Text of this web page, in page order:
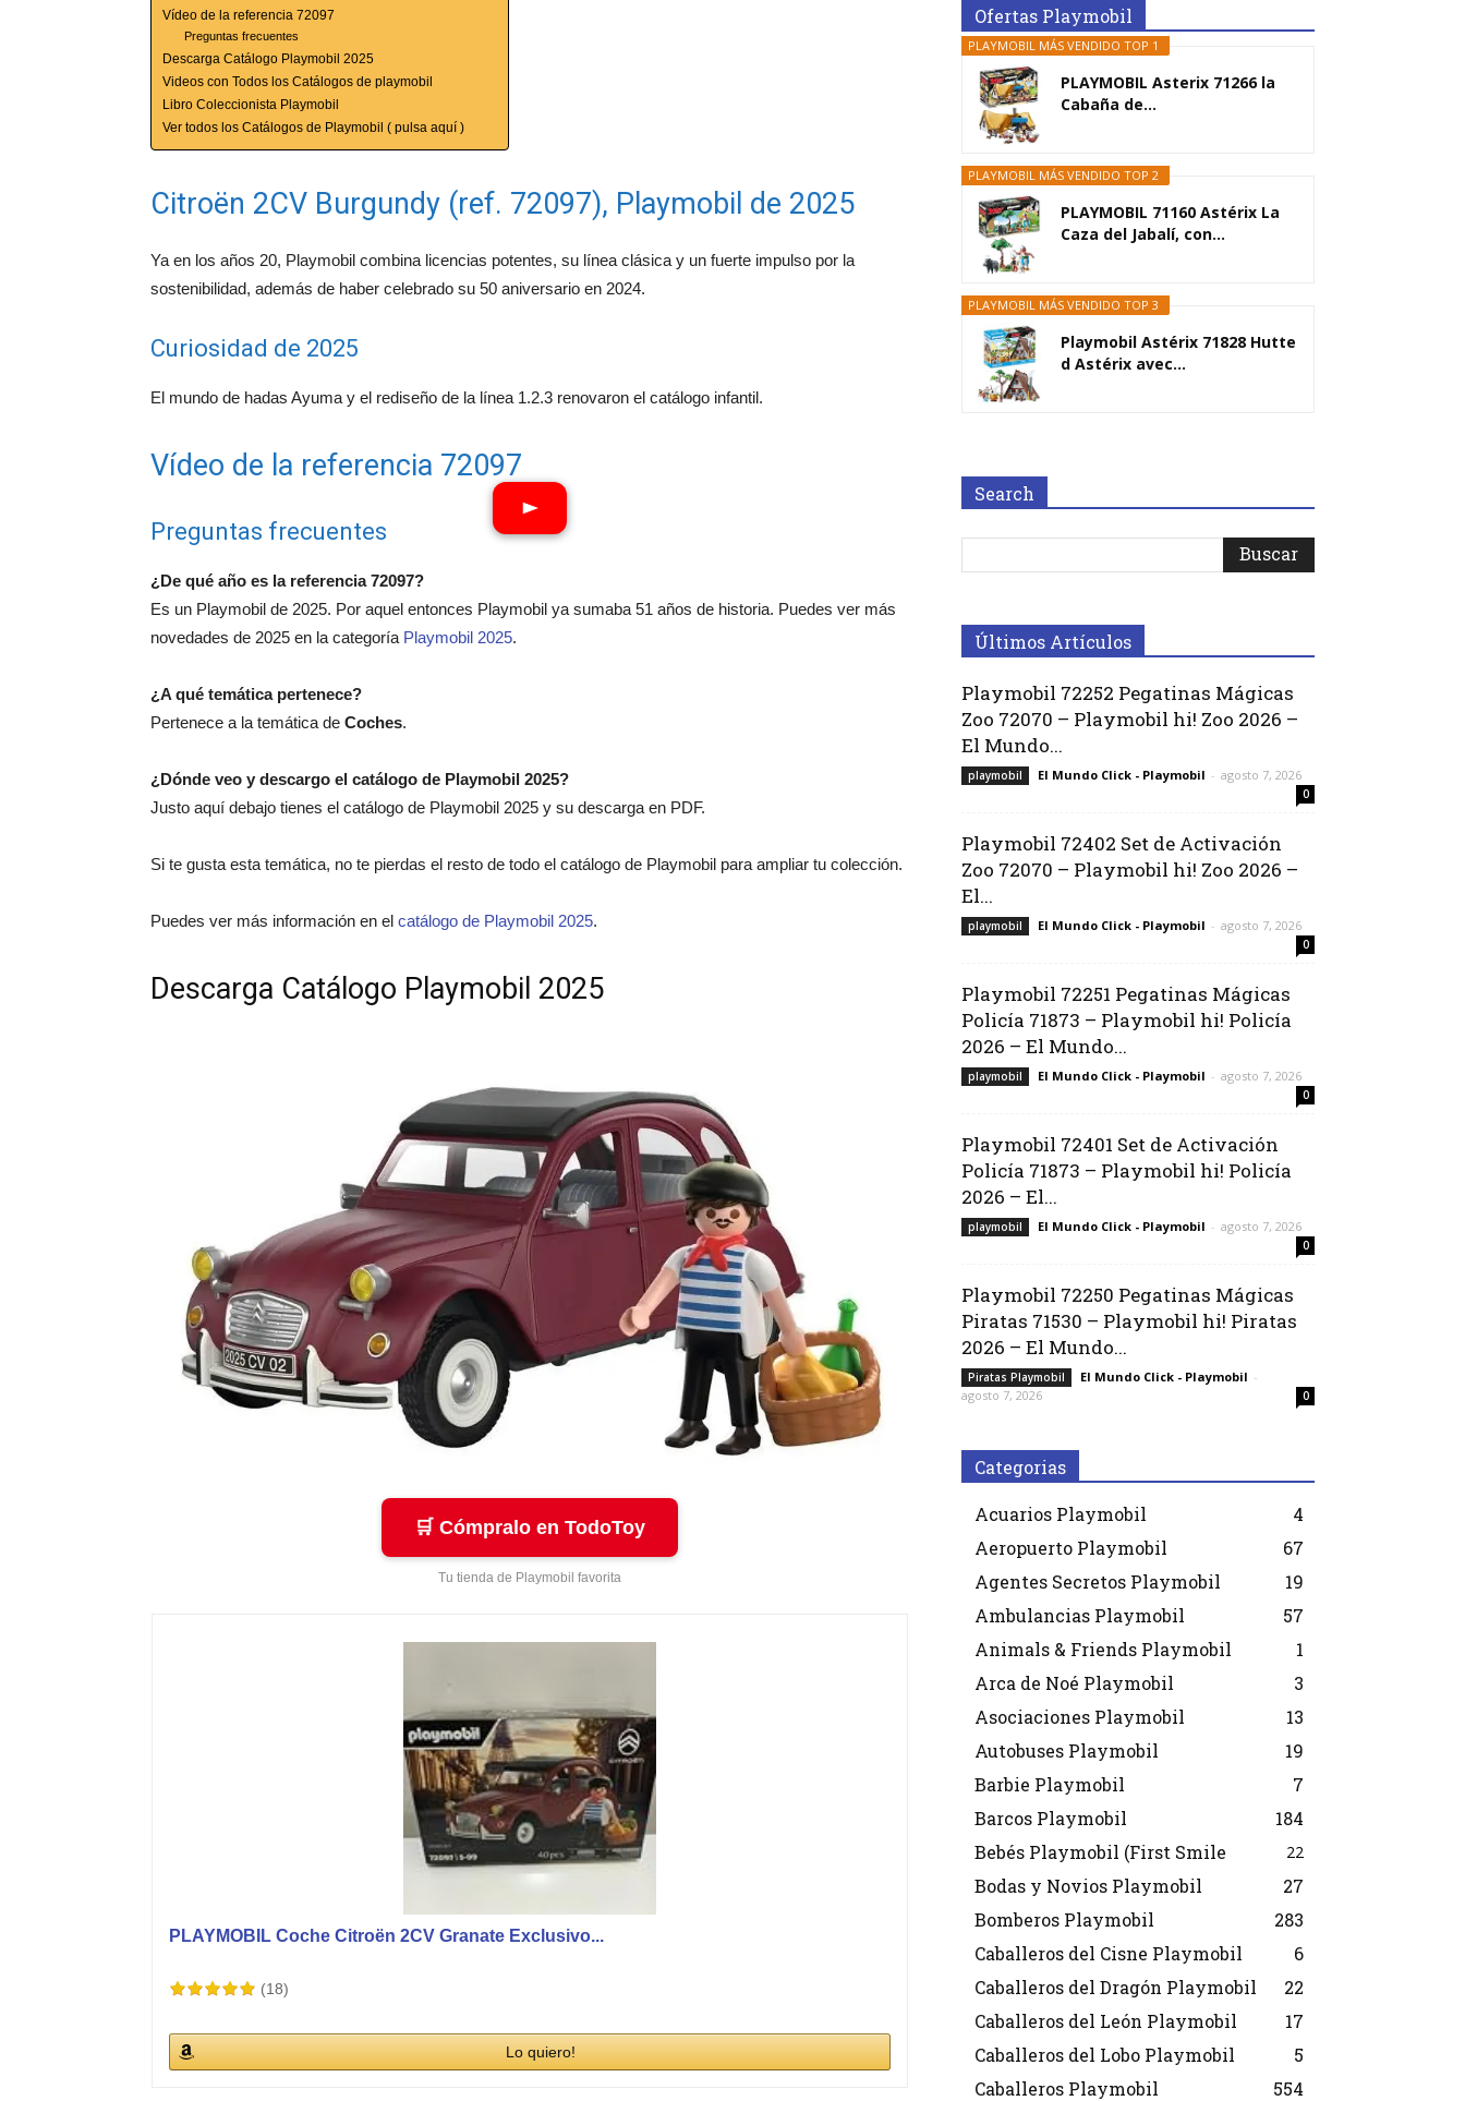
Vídeo de la referencia 72097
Preguntas frecuentes
Descarga Catálogo Playmobil 2025
Videos con Todos los Catálogos de playmobil
Libro Coleccionista Playmobil
Ver todos los Catálogos de Playmobil ( pulsa aquí )
Citroën 2CV Burgundy (ref. 72097), Playmobil de 2025
Ya en los años 20, Playmobil combina licencias potentes, su línea clásica y un fuerte impulso por la
sostenibilidad, además de haber celebrado su 50 aniversario en 2024.
Curiosidad de 2025
El mundo de hadas Ayuma y el rediseño de la línea 1.2.3 renovaron el catálogo infantil.
Vídeo de la referencia 72097
Preguntas frecuentes
¿De qué año es la referencia 72097?
Es un Playmobil de 2025. Por aquel entonces Playmobil ya sumaba 51 años de historia. Puedes ver más
novedades de 2025 en la categoría Playmobil 2025.
¿A qué temática pertenece?
Pertenece a la temática de Coches.
¿Dónde veo y descargo el catálogo de Playmobil 2025?
Justo aquí debajo tienes el catálogo de Playmobil 2025 y su descarga en PDF.
Si te gusta esta temática, no te pierdas el resto de todo el catálogo de Playmobil para ampliar tu colección.
Puedes ver más información en el catálogo de Playmobil 2025.
Descarga Catálogo Playmobil 2025
🛒 Cómpralo en TodoToy
Tu tienda de Playmobil favorita
PLAYMOBIL Coche Citroën 2CV Granate Exclusivo...
(18)
Lo quiero!
Ofertas Playmobil
PLAYMOBIL MÁS VENDIDO TOP 1
PLAYMOBIL Asterix 71266 la
Cabaña de...
PLAYMOBIL MÁS VENDIDO TOP 2
PLAYMOBIL 71160 Astérix La
Caza del Jabalí, con...
PLAYMOBIL MÁS VENDIDO TOP 3
Playmobil Astérix 71828 Hutte
d Astérix avec...
Search
Últimos Artículos
Playmobil 72252 Pegatinas Mágicas
Zoo 72070 – Playmobil hi! Zoo 2026 –
El Mundo...
playmobil El Mundo Click - Playmobil - agosto 7, 2026
0
Playmobil 72402 Set de Activación
Zoo 72070 – Playmobil hi! Zoo 2026 –
El...
playmobil El Mundo Click - Playmobil - agosto 7, 2026
0
Playmobil 72251 Pegatinas Mágicas
Policía 71873 – Playmobil hi! Policía
2026 – El Mundo...
playmobil El Mundo Click - Playmobil - agosto 7, 2026
0
Playmobil 72401 Set de Activación
Policía 71873 – Playmobil hi! Policía
2026 – El...
playmobil El Mundo Click - Playmobil - agosto 7, 2026
0
Playmobil 72250 Pegatinas Mágicas
Piratas 71530 – Playmobil hi! Piratas
2026 – El Mundo...
Piratas Playmobil El Mundo Click - Playmobil -
agosto 7, 2026
0
Categorias
Acuarios Playmobil
4
Aeropuerto Playmobil
67
Agentes Secretos Playmobil
19
Ambulancias Playmobil
57
Animals & Friends Playmobil
1
Arca de Noé Playmobil
3
Asociaciones Playmobil
13
Autobuses Playmobil
19
Barbie Playmobil
7
Barcos Playmobil
184
Bebés Playmobil (First Smile
22
Bodas y Novios Playmobil
27
Bomberos Playmobil
283
Caballeros del Cisne Playmobil
6
Caballeros del Dragón Playmobil
22
Caballeros del León Playmobil
17
Caballeros del Lobo Playmobil
5
Caballeros Playmobil
554